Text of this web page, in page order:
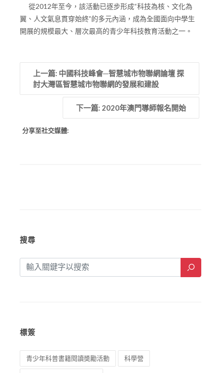
從2012年至今，該活動已逐步形成“科技為核、文化為
翼、人文氣息貫穿始終”的多元內涵，成為全國面向中學生
開展的規模最大、層次最高的青少年科技教育活動之一。
上一篇: 中國科技峰會─智慧城市物聯網論壇 探
討大灣區智慧城市物聯網的發展和建設
下一篇: 2020年澳門導師報名開始
分享至社交媒體:
搜尋
標簽
青少年科普書籍閱讀奬勵活動 科學營